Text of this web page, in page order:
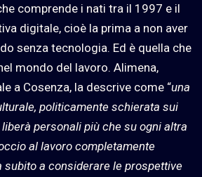
comprende i nati tra il 1997 e il
digitale, cioè la prima a non aver
senza tecnologia. Ed è quella che
mondo del lavoro. Alimena,
a Cosenza, la descrive come “una
politicamente schierata sui
personali più che su ogni altra
al lavoro completamente
subito a considerare le prospettive